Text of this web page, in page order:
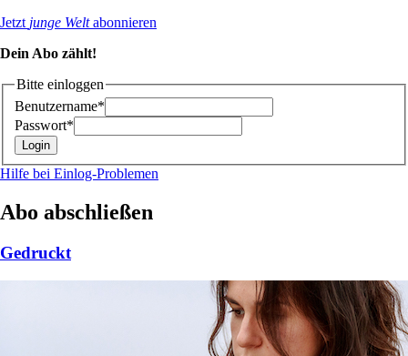
Jetzt junge Weltabonnieren
Dein Abo zählt!
Bitte einloggen
Benutzername*
Passwort*
Hilfe bei Einlog-Problemen
Abo abschließen
Gedruckt